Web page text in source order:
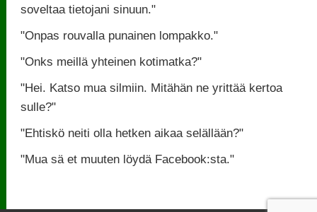
soveltaa tietojani sinuun."
"Onpas rouvalla punainen lompakko."
"Onks meillä yhteinen kotimatka?"
"Hei. Katso mua silmiin. Mitähän ne yrittää kertoa
sulle?"
"Ehtiskö neiti olla hetken aikaa selällään?"
"Mua sä et muuten löydä Facebook:sta."